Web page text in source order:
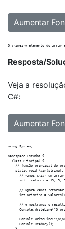
Aumentar
Resposta/
Veja a
C#:
Aumentar
using System;
namespace Estudos {
  class Principal {
// função principal do
static void Main(string[]
// vamos criar um array
int[] valores = {9, 5,
// agora vamos
int primeiro =
// e mostramos o
Console.WriteLine("O
      Console.ReadKey();